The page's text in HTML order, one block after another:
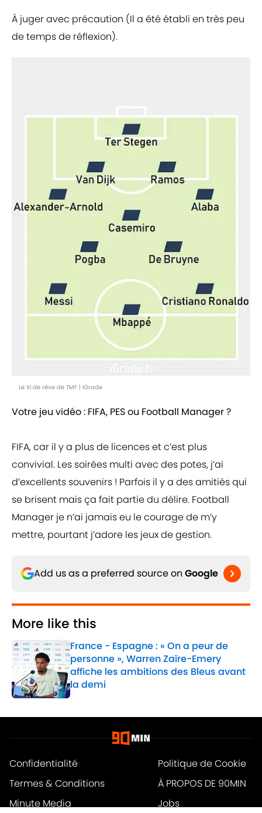
À juger avec précaution (Il a été établi en très peu
de temps de réflexion).
Le XI de rêve de TMF | iGrade
Votre jeu vidéo : FIFA, PES ou Football Manager ?
FIFA, car il y a plus de licences et c’est plus
convivial. Les soirées multi avec des potes, j’ai
d’excellents souvenirs ! Parfois il y a des amitiés qui
se brisent mais ça fait partie du délire. Football
Manager je n’ai jamais eu le courage de m’y
mettre, pourtant j’adore les jeux de gestion.
Add us as a preferred source on Google
More like this
France - Espagne : « On a peur de
personne », Warren Zaïre-Emery
affiche les ambitions des Bleus avant
la demi
Published by on Invalid Date
Confidentialité
Politique de Cookie
Termes & Conditions
À PROPOS DE 90MIN
Minute Media
Jobs